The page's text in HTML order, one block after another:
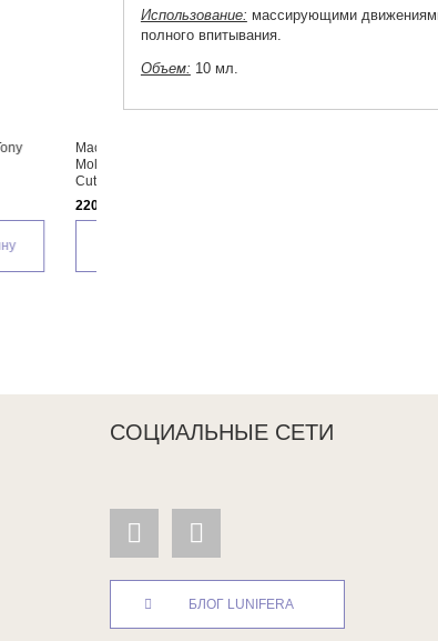
Масло для кутикулы Holika
Holika Healing Nails Cuticle Oil
Использование: массирующими
полного впитывания.
Объем: 10 мл.
СОЦИАЛЬНЫЕ СЕТИ
БЛОГ LUNIFERA